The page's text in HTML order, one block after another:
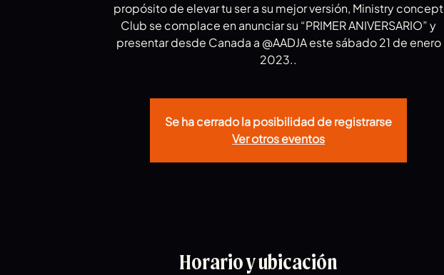
propósito de elevar tu ser a su mejor versión, Ministry concept
Club se complace en anunciar su “PRIMER ANIVERSARIO” y
presentar desde Canada a @AADJA este sábado 21 de enero
2023..
Se ha cerrado la posibilidad de registrarse
Ver otros eventos
Horario y ubicación